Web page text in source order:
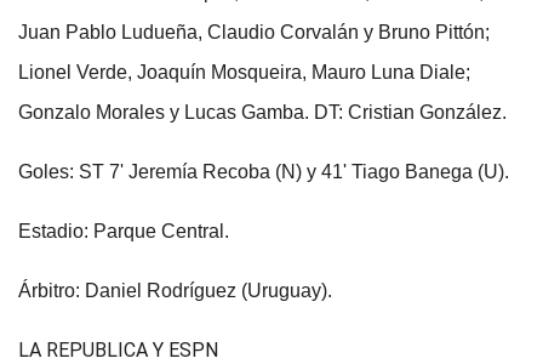
Juan Pablo Ludueña, Claudio Corvalán y Bruno Pittón;
Lionel Verde, Joaquín Mosqueira, Mauro Luna Diale;
Gonzalo Morales y Lucas Gamba. DT: Cristian González.
Goles: ST 7' Jeremía Recoba (N) y 41' Tiago Banega (U).
Estadio: Parque Central.
Árbitro: Daniel Rodríguez (Uruguay).
LA REPUBLICA Y ESPN